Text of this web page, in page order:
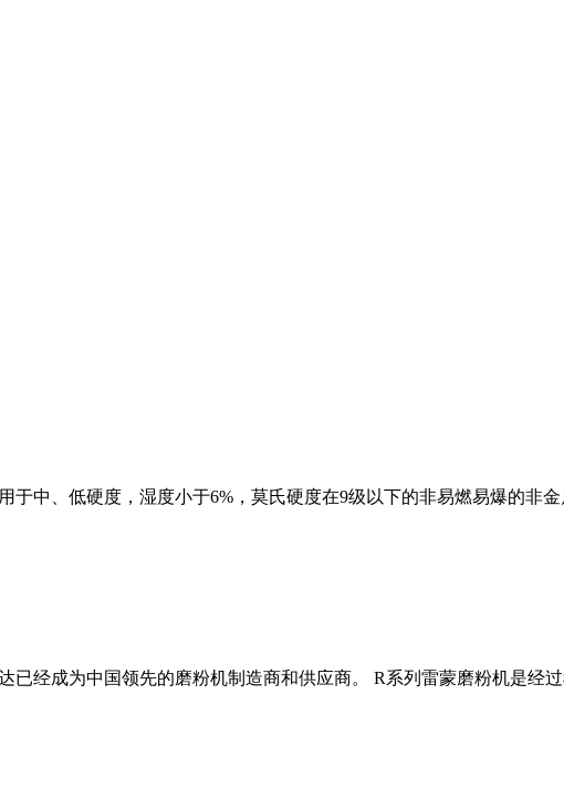
中、低硬度，湿度小于6%，莫氏硬度在9级以下的非易燃易爆的非
经成为中国领先的磨粉机制造商和供应商。 R系列雷蒙磨粉机是经